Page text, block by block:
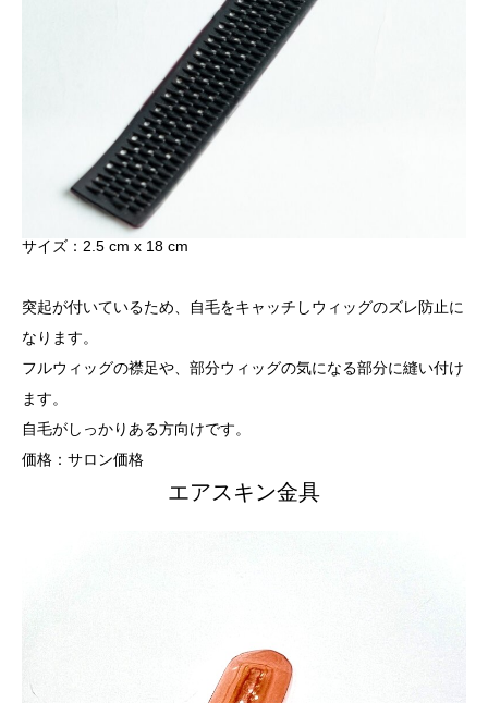
サイズ：2.5 cm x 18 cm
突起が付いているため、自毛をキャッチしウィッグのズレ防止に
なります。
フルウィッグの襟足や、部分ウィッグの気になる部分に縫い付け
ます。
自毛がしっかりある方向けです。
価格：サロン価格
エアスキン金具